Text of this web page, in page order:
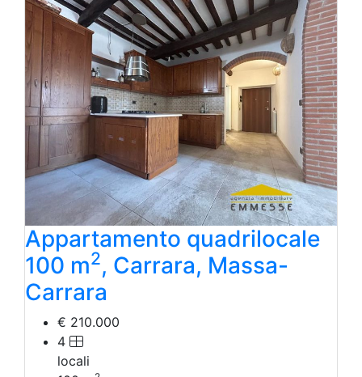
Laboratorio Artigianale
Negozio/locale commerciale
Agriturismo
Magazzini
Capannoni
Uffici
Terreni in Vendita
Qualsiasi
Terreno edificabile
Terreno
Appartamento quadrilocale
100 m2, Carrara, Massa-
Carrara
€ 210.000
4
locali